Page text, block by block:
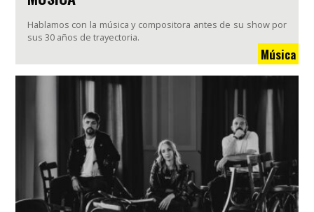
Hablamos con la música y compositora antes de su show por
sus 30 años de trayectoria.
Música